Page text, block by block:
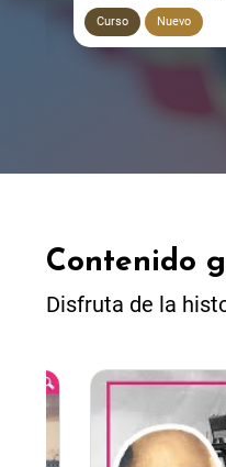
Curso Nuevo
Contenido
Disfruta de la